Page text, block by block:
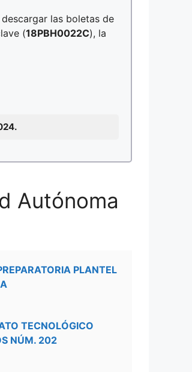
las boletas de
(18PBH0022C), la
Autónoma
PLANTEL
TECNOLÓGICO
NÚM. 202